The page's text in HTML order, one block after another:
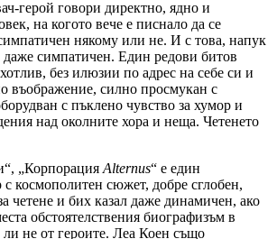
герой говори директно, ядно и
на когото вече е писнало да се
някому или не. И с това, напук
даже симпатичен. Един редови битов
без илюзии по адрес на себе си и
въображение, силно просмукан с
с пъклено чувство за хумор и
над околните хора и неща. Четенето
„Корпорация Alternus“ е един
космополитен сюжет, добре сглобен,
четене и бих казал даже динамичен, ако
обстоятелствения биографизъм в
ли не от героите. Леа Коен също